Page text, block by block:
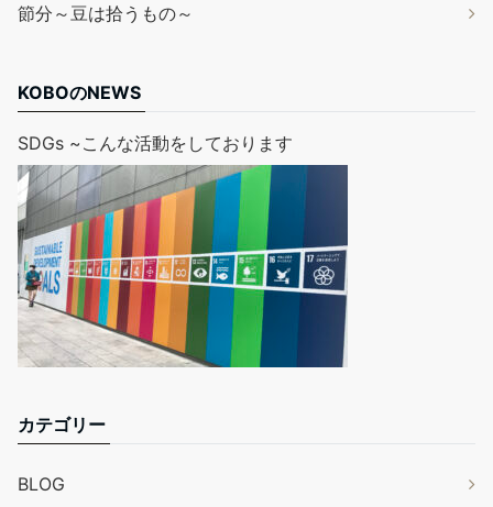
節分～豆は拾うもの～
KOBOのNEWS
SDGs ~こんな活動をしております
カテゴリー
BLOG